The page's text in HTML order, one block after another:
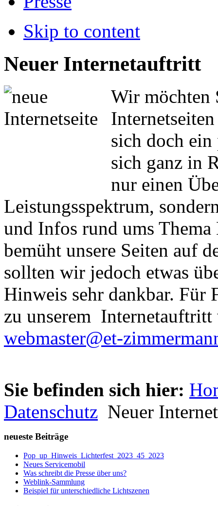
Skip to content
Neuer Internetauftritt
Wir möchten
sich doch
sich ganz in
nur einen
Leistungsspektrum,
und Infos rund ums
bemüht unsere Seiten auf
sollten wir jedoch etwas
Hinweis sehr dankbar. Für
zu unserem Internetauftritt
webmaster@et-
Sie befinden sich hier:
Datenschutz Neuer
neueste Beiträge
Pop_up_Hinweis_Lichterfest_2023_45_2023
Neues Servicemobil
Was schreibt die Presse über uns?
Weblink-Sammlung
Beispiel für unterschiedliche Lichtszenen